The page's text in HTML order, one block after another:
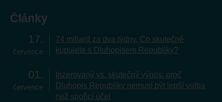
Články
17
července
74 miliard za dva týdny. Co skutečně
kupujete s Dluhopisem Republiky?
01
července
Inzerovaný vs. skutečný výnos: proč
Dluhopis Republiky nemusí být lepší volba
než spořicí účet